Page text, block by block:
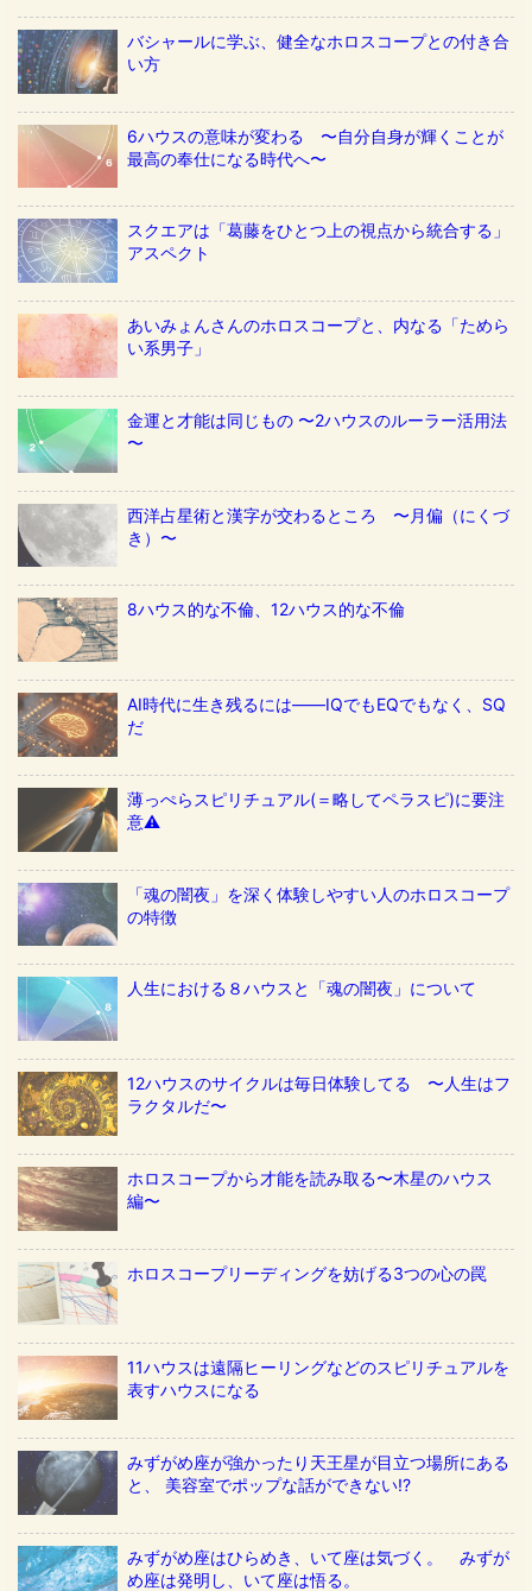
バシャールに学ぶ、健全なホロスコープとの付き合
い方
6ハウスの意味が変わる 〜自分自身が輝くことが
最高の奉仕になる時代へ〜
スクエアは「葛藤をひとつ上の視点から統合する」
アスペクト
あいみょんさんのホロスコープと、内なる「ためら
い系男子」
金運と才能は同じもの 〜2ハウスのルーラー活用法
〜
西洋占星術と漢字が交わるところ 〜月偏（にくづ
き）〜
8ハウス的な不倫、12ハウス的な不倫
AI時代に生き残るには——IQでもEQでもなく、SQ
だ
薄っぺらスピリチュアル(＝略してペラスピ)に要注
意⚠️
「魂の闇夜」を深く体験しやすい人のホロスコープ
の特徴
人生における８ハウスと「魂の闇夜」について
12ハウスのサイクルは毎日体験してる 〜人生はフ
ラクタルだ〜
ホロスコープから才能を読み取る〜木星のハウス
編〜
ホロスコープリーディングを妨げる3つの心の罠
11ハウスは遠隔ヒーリングなどのスピリチュアルを
表すハウスになる
みずがめ座が強かったり天王星が目立つ場所にある
と、 美容室でポップな話ができない!?
みずがめ座はひらめき、いて座は気づく。 みずが
め座は発明し、いて座は悟る。